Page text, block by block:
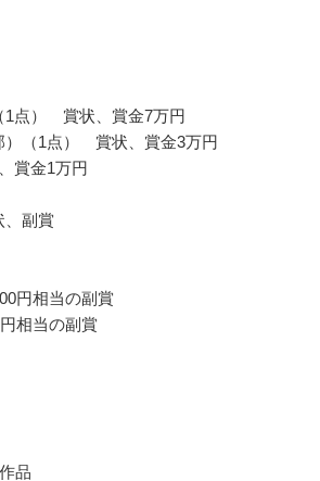
1点） 賞状、賞金7万円
）（1点） 賞状、賞金3万円
賞金1万円
副賞
円相当の副賞
相当の副賞
品